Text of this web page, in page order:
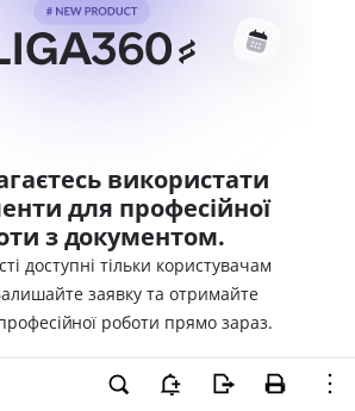
використати
для професійної
з документом.
доступні тільки користувачам
заявку та отримайте
роботи прямо зараз.
ДЛЯ КОРИСТУВАЧІВ LIGA360